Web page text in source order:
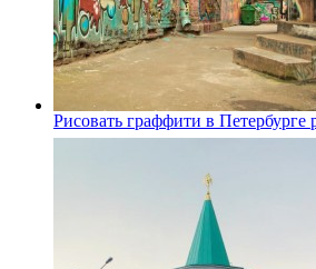
Рисовать граффити в Петербурге